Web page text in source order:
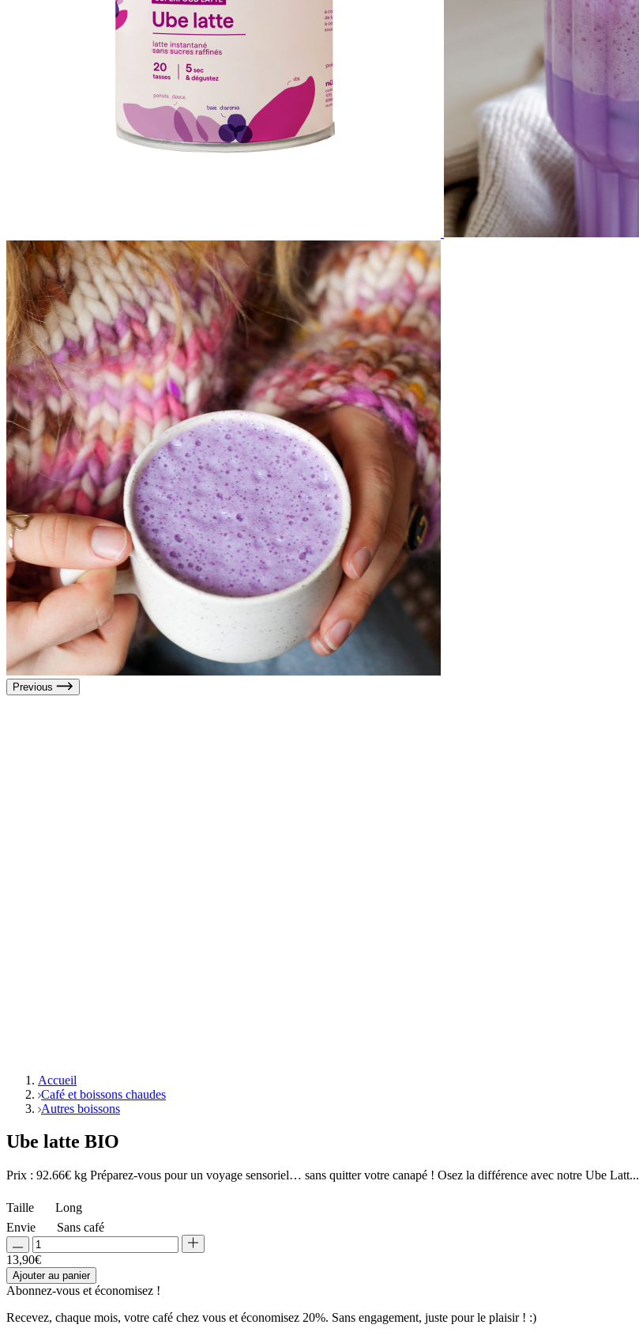
Previous
Accueil
Café et boissons chaudes
Autres boissons
Ube latte BIO
Prix : 92.66€ kg Préparez-vous pour un voyage sensoriel… sans quitter votre canapé ! Osez la différence avec notre Ube Latt...
Taille
Long
Envie
Sans café
13,90€
Ajouter au panier
Abonnez-vous et économisez !
Recevez, chaque mois, votre café chez vous et économisez 20%. Sans engagement, juste pour le plaisir ! :)